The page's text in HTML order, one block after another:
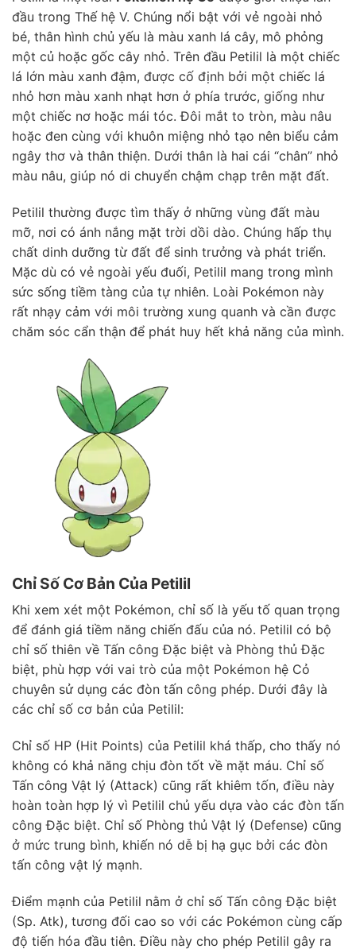
đầu trong Thế hệ V. Chúng nổi bật với vẻ ngoài nhỏ
bé, thân hình chủ yếu là màu xanh lá cây, mô phỏng
một củ hoặc gốc cây nhỏ. Trên đầu Petilil là một chiếc
lá lớn màu xanh đậm, được cố định bởi một chiếc lá
nhỏ hơn màu xanh nhạt hơn ở phía trước, giống như
một chiếc nơ hoặc mái tóc. Đôi mắt to tròn, màu nâu
hoặc đen cùng với khuôn miệng nhỏ tạo nên biểu cảm
ngây thơ và thân thiện. Dưới thân là hai cái “chân” nhỏ
màu nâu, giúp nó di chuyển chậm chạp trên mặt đất.
Petilil thường được tìm thấy ở những vùng đất màu
mỡ, nơi có ánh nắng mặt trời dồi dào. Chúng hấp thụ
chất dinh dưỡng từ đất để sinh trưởng và phát triển.
Mặc dù có vẻ ngoài yếu đuối, Petilil mang trong mình
sức sống tiềm tàng của tự nhiên. Loài Pokémon này
rất nhạy cảm với môi trường xung quanh và cần được
chăm sóc cẩn thận để phát huy hết khả năng của mình.
Chỉ Số Cơ Bản Của Petilil
Khi xem xét một Pokémon, chỉ số là yếu tố quan trọng
để đánh giá tiềm năng chiến đấu của nó. Petilil có bộ
chỉ số thiên về Tấn công Đặc biệt và Phòng thủ Đặc
biệt, phù hợp với vai trò của một Pokémon hệ Cỏ
chuyên sử dụng các đòn tấn công phép. Dưới đây là
các chỉ số cơ bản của Petilil:
Chỉ số HP (Hit Points) của Petilil khá thấp, cho thấy nó
không có khả năng chịu đòn tốt về mặt máu. Chỉ số
Tấn công Vật lý (Attack) cũng rất khiêm tốn, điều này
hoàn toàn hợp lý vì Petilil chủ yếu dựa vào các đòn tấn
công Đặc biệt. Chỉ số Phòng thủ Vật lý (Defense) cũng
ở mức trung bình, khiến nó dễ bị hạ gục bởi các đòn
tấn công vật lý mạnh.
Điểm mạnh của Petilil nằm ở chỉ số Tấn công Đặc biệt
(Sp. Atk), tương đối cao so với các Pokémon cùng cấp
độ tiến hóa đầu tiên. Điều này cho phép Petilil gây ra